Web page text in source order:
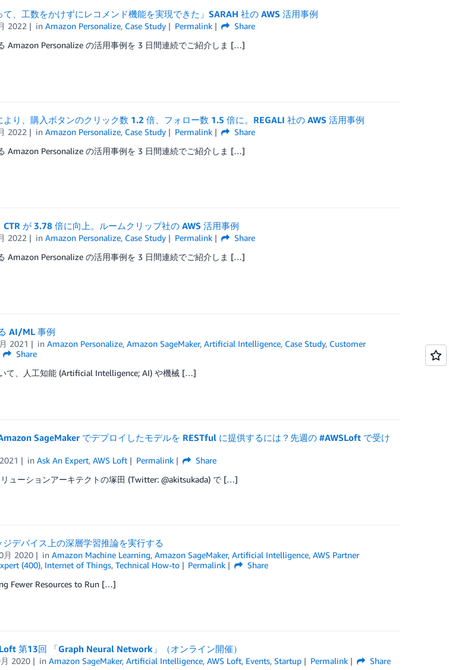
て、工数をかけずにレコメンド機能を実現できた」SARAH 社の AWS 活用事例
2022 inAmazon Personalize, Case Study Permalink
Share
Amazon Personalize の活用事例を 3 日間連続でご紹介しま […]
り、購入ボタンのクリック数 1.2 倍、フォロー数 1.5 倍に。REGALI 社の AWS 活用事例
2022 inAmazon Personalize, Case Study Permalink
Share
Amazon Personalize の活用事例を 3 日間連続でご紹介しま […]
が 3.78 倍に向上。ルームクリップ社の AWS 活用事例
2022 inAmazon Personalize, Case Study Permalink
Share
Amazon Personalize の活用事例を 3 日間連続でご紹介しま […]
AI/ML 事例
2021 inAmazon Personalize,Amazon SageMaker,Artificial Intelligence, Case Study, Customer
Share
て、人工知能 (Artificial Intelligence; AI) や機械 […]
SageMaker でデプロイしたモデルを RESTful に提供するには？先週の #AWSLoft で受け
inAsk An Expert,AWS Loft Permalink
Share
ューションアーキテクトの塚田 (Twitter: @akitsukada) で […]
デバイス上の深層学習推論を実行する
月 2020 inAmazon Machine Learning,Amazon SageMaker,Artificial Intelligence,AWS Partner
(400), Internet of Things, Technical How-to Permalink
Share
Fewer Resources to Run […]
第13回 「Graph Neural Network」（オンライン開催）
2020 inAmazon SageMaker,Artificial Intelligence,AWS Loft, Events,Startup Permalink
Share